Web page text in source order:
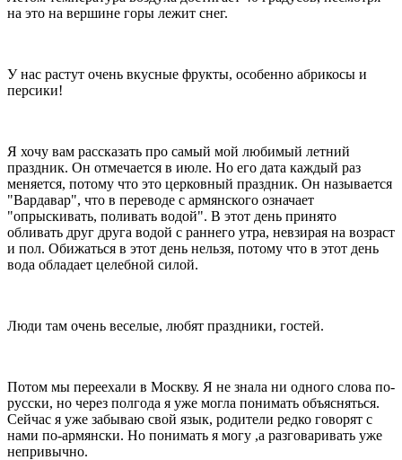
на это на вершине горы лежит снег.
У нас растут очень вкусные фрукты, особенно абрикосы и
персики!
Я хочу вам рассказать про самый мой любимый летний
праздник. Он отмечается в июле. Но его дата каждый раз
меняется, потому что это церковный праздник. Он называется
"Вардавар", что в переводе с армянского означает
"опрыскивать, поливать водой". В этот день принято
обливать друг друга водой с раннего утра, невзирая на возраст
и пол. Обижаться в этот день нельзя, потому что в этот день
вода обладает целебной силой.
Люди там очень веселые, любят праздники, гостей.
Потом мы переехали в Москву. Я не знала ни одного слова по-
русски, но через полгода я уже могла понимать объясняться.
Сейчас я уже забываю свой язык, родители редко говорят с
нами по-армянски. Но понимать я могу ,а разговаривать уже
непривычно.